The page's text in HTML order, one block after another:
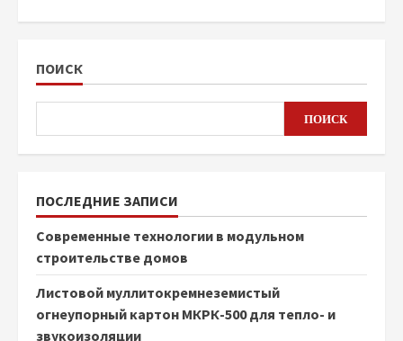
ПОИСК
ПОИСК
ПОСЛЕДНИЕ ЗАПИСИ
Современные технологии в модульном
строительстве домов
Листовой муллитокремнеземистый
огнеупорный картон МКРК-500 для тепло- и
звукоизоляции